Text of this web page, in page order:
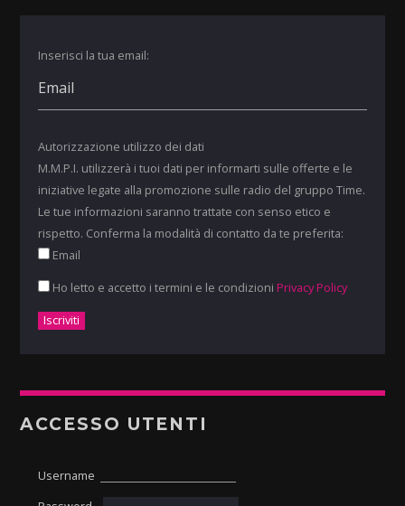
Inserisci la tua email:
Autorizzazione utilizzo dei dati
M.M.P.I. utilizzerà i tuoi dati per informarti sulle offerte e le
iniziative legate alla promozione sulle radio del gruppo Time.
Le tue informazioni saranno trattate con senso etico e
rispetto. Conferma la modalità di contatto da te preferita:
Email
Ho letto e accetto i termini e le condizioni Privacy Policy
ACCESSO UTENTI
Username